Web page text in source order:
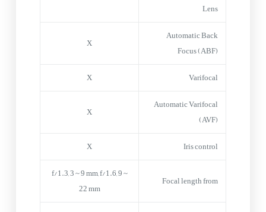
Lens
Automatic Back
Focus (ABF)
X
Varifocal
X
Automatic Varifocal
(AVF)
X
Iris control
X
Focal length from
f/1.3, 3 ~ 9 mm, f/1.6, 9 ~
22 mm